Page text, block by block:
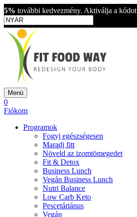
5% további kedvezmény. Aktiválja a kódot
Menü
0
Fiókom
Programok
Fogyj egészségesen
Maradj fitt
Növeld az izomtömegedet
Fit & Detox
Business Lunch
Vegán Business Lunch
Nutri Balance
Low Carb Keto
Pescetáriánus
Vegán